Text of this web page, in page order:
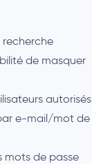
recherche
de masquer
autorisés
e-mail/mot de
mots de passe